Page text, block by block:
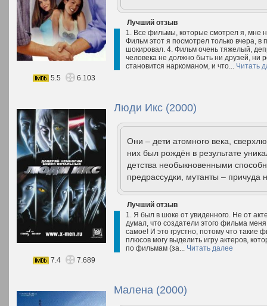
Лучший отзыв
1. Все фильмы, которые смотрел я, мне
Фильм этот я посмотрел только вчера, в
шокировал. 4. Фильм очень тяжелый,
человека не должно быть ни друзей, ни
становится наркоманом, и что... Читать
5.5
6.103
Люди Икс (2000)
Они – дети атомного века,
них был рождён в результате
детства необыкновенными
предрассудки, мутанты – причуда
Лучший отзыв
1. Я был в шоке от увиденного. Не от
думал, что создатели этого фильма
самое! И это грустно, потому что такие
плюсов могу выделить игру актеров,
по фильмам (за... Читать далее
7.4
7.689
Малена (2000)